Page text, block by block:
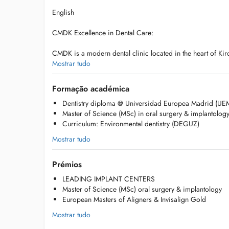
English
CMDK Excellence in Dental Care:
CMDK is a modern dental clinic located in the heart of
advanced dentistry with personalized patient care. Our
precision, empathy, and state-of-the-art technology.
We provide a full range of dental services, from
treatments. Emergency patients are welcomed on the same
Our services include:
- General dentistry
- Environmental dentistry
- Prosthodontics
- Implantology
- Orthodontics (removable & almost invisible splints
- Aesthetic & preventive dentistry (professional dental
Veneers)
Mostrar tudo
Formação académica
Dentistry diploma @ Universidad Europea Madrid
Master of Science (MSc) in oral surgery & implantology
Curriculum: Environmental dentistry (DEGUZ)
Mostrar tudo
Prémios
LEADING IMPLANT CENTERS
Master of Science (MSc) oral surgery & implantology
European Masters of Aligners & Invisalign Gold
Mostrar tudo